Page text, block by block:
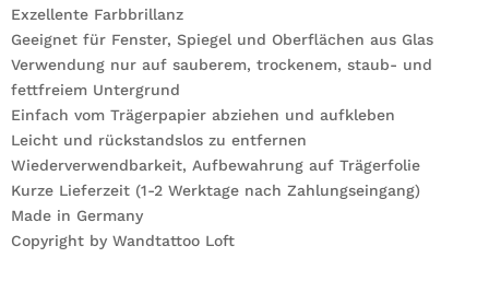
Exzellente Farbbrillanz
Geeignet für Fenster, Spiegel und Oberflächen aus Glas
Verwendung nur auf sauberem, trockenem, staub- und
fettfreiem Untergrund
Einfach vom Trägerpapier abziehen und aufkleben
Leicht und rückstandslos zu entfernen
Wiederverwendbarkeit, Aufbewahrung auf Trägerfolie
Kurze Lieferzeit (1-2 Werktage nach Zahlungseingang)
Made in Germany
Copyright by Wandtattoo Loft